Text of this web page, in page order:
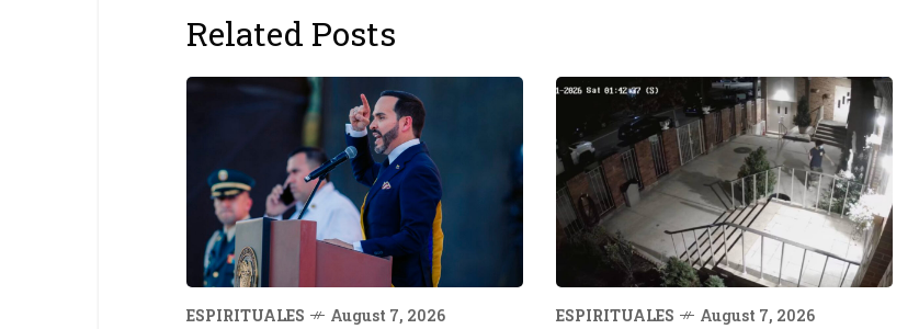
Related Posts
ESPIRITUALES August 7, 2026 ESPIRITUALES August 7, 2026